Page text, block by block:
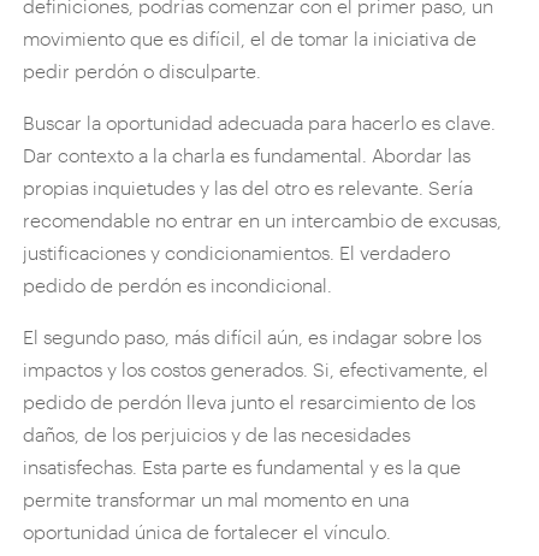
definiciones, podrías comenzar con el primer paso, un
movimiento que es difícil, el de tomar la iniciativa de
pedir perdón o disculparte.
Buscar la oportunidad adecuada para hacerlo es clave.
Dar contexto a la charla es fundamental. Abordar las
propias inquietudes y las del otro es relevante. Sería
recomendable no entrar en un intercambio de excusas,
justificaciones y condicionamientos. El verdadero
pedido de perdón es incondicional.
El segundo paso, más difícil aún, es indagar sobre los
impactos y los costos generados. Si, efectivamente, el
pedido de perdón lleva junto el resarcimiento de los
daños, de los perjuicios y de las necesidades
insatisfechas. Esta parte es fundamental y es la que
permite transformar un mal momento en una
oportunidad única de fortalecer el vínculo.